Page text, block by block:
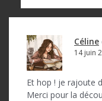
Céline
14 juin
Et hop ! je rajoute
Merci pour la